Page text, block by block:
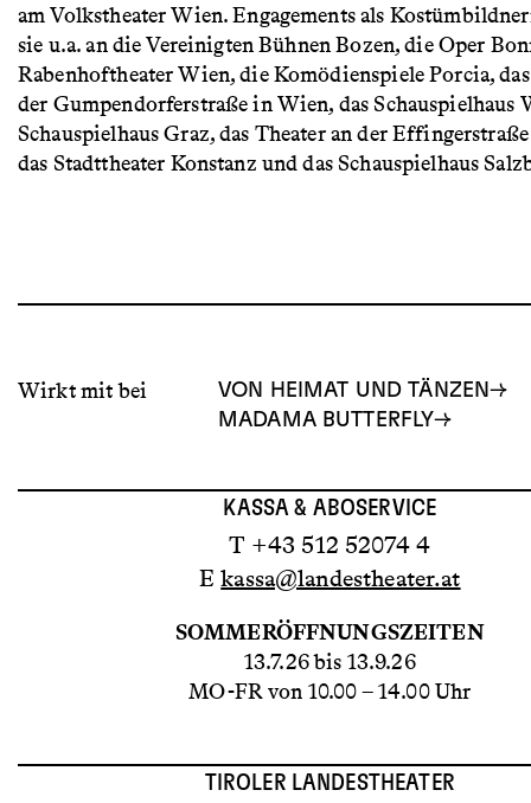
am Volkstheater Wien. Engagements als
sie u.a. an die Vereinigten Bühnen Bozen, die Oper
Rabenhoftheater Wien, die Komödienspiele Porcia,
der Gumpendorferstraße in Wien, das Schauspielhaus
Schauspielhaus Graz, das Theater an der
das Stadttheater Konstanz und das Schauspielhaus
Wirkt mit bei
VON HEIMAT UND TÄNZEN
MADAMA BUTTERFLY
KASSA & ABOSERVICE
T +43 512 52074 4
Ekassa@landestheater.at
SOMMERÖFFNUNGSZEITEN
13.7.26 bis 13.9.26
MO-FR von 10.00 – 14.00 Uhr
TIROLER LANDESTHEATER